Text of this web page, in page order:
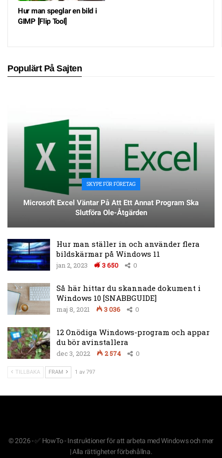
Hur man speglar en bild i
GIMP [Flip Tool]
Populärt På Sajten
SKYPE FÖR FÖRETAG
Microsoft Excel Väntar På Att Ett Annat Program Ska
Slutföra Ole-Åtgärden
Hur man ställer in och använder flera
bildskärmar på Windows 11
jan 2, 2023 3 650 0
Så här hittar du skannade dokument i
Windows 10 [SNABBGUIDE]
maj 8, 2021 3 036 0
12 Onödiga Windows-program och appar
du bör avinstallera
dec 3, 2022 2 574 0
TILLBAKA FRAM 1 av 797
© 2026 - ✅ HowTo - Instruktioner för att arbeta med Windows och mer
| Alla rättigheter förbehållna.